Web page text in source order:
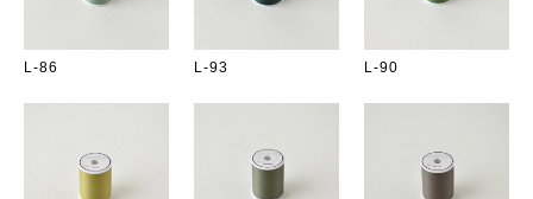
L-86 L-93 L-90